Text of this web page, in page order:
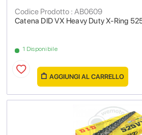
Catena DID VX Heavy Duty X-Ring
Codice Prodotto : AB0609
1 Disponibile
AGGIUNGI AL CARRELLO